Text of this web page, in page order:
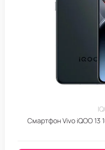
Смартфон Vivo iQOO 13